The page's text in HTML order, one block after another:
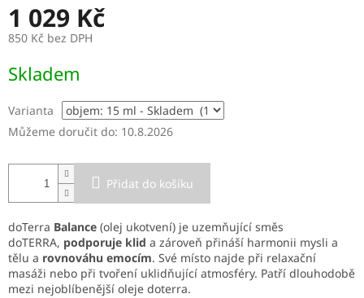
1 029 Kč
850 Kč bez DPH
cena:
Skladem
Varianta
Můžeme doručit do: 10.8.2026
Přidat do košíku
doTerra Balance (olej ukotvení) je uzemňující směs
doTERRA, podporuje klid a zároveň přináší harmonii mysli a
tělu a rovnováhu emocím. Své místo najde při relaxační
masáži nebo při tvoření uklidňující atmosféry. Patří dlouhodobě
mezi nejoblíbenější oleje doterra.